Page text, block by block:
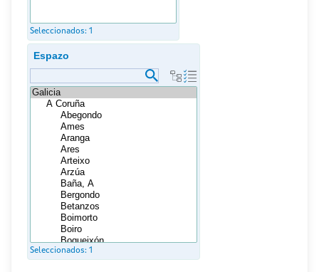
Seleccionados: 1
Espazo
Seleccionados: 1